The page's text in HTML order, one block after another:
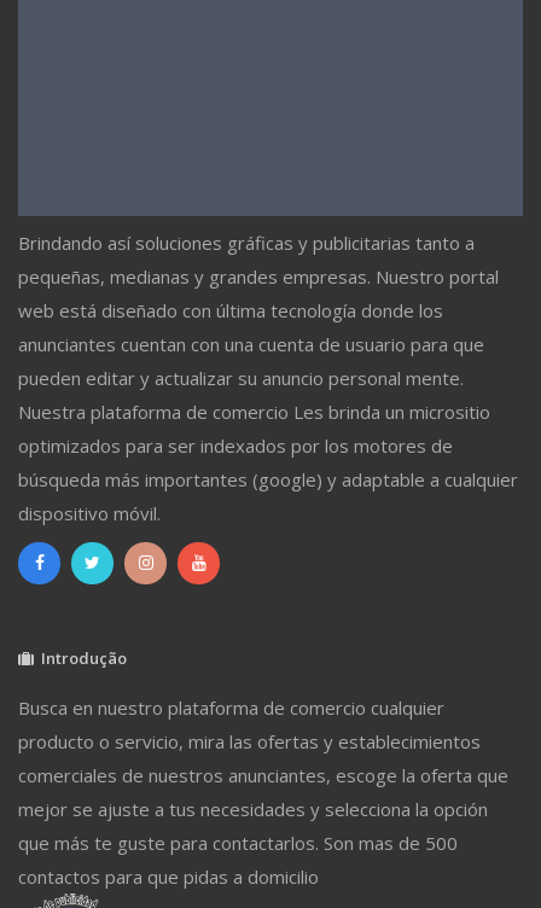
Brindando así soluciones gráficas y publicitarias tanto a
pequeñas, medianas y grandes empresas. Nuestro portal
web está diseñado con última tecnología donde los
anunciantes cuentan con una cuenta de usuario para que
pueden editar y actualizar su anuncio personal mente.
Nuestra plataforma de comercio Les brinda un micrositio
optimizados para ser indexados por los motores de
búsqueda más importantes (google) y adaptable a cualquier
dispositivo móvil.
Introdução
Busca en nuestro plataforma de comercio cualquier
producto o servicio, mira las ofertas y establecimientos
comerciales de nuestros anunciantes, escoge la oferta que
mejor se ajuste a tus necesidades y selecciona la opción
que más te guste para contactarlos. Son mas de 500
contactos para que pidas a domicilio